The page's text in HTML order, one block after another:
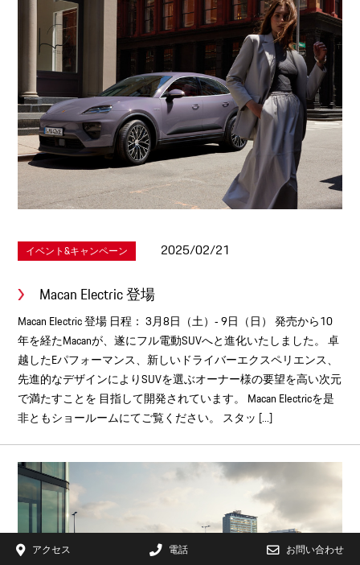
イベント&キャンペーン 2025/02/21
Macan Electric 登場
Macan Electric 登場 日程： 3月8日（土）‐ 9日（日） 発売から10
年を経たMacanが、遂にフル電動SUVへと進化いたしました。 卓
越したEパフォーマンス、新しいドライバーエクスペリエンス、
先進的なデザインによりSUVを選ぶオーナー様の要望を高い次元
で満たすことを 目指して開発されています。 Macan Electricを是
非ともショールームにてご覧ください。 スタッ [...]
アクセス 電話 お問い合わせ